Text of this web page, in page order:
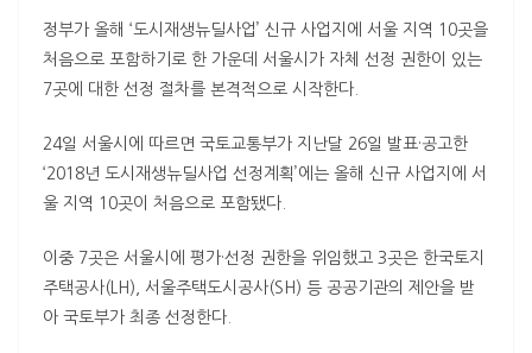
정부가 올해 ‘도시재생뉴딜사업’ 신규 사업지에 서울 지역 10곳을
처음으로 포함하기로 한 가운데 서울시가 자체 선정 권한이 있는
7곳에 대한 선정 절차를 본격적으로 시작한다.
24일 서울시에 따르면 국토교통부가 지난달 26일 발표·공고한
‘2018년 도시재생뉴딜사업 선정계획’에는 올해 신규 사업지에 서
울 지역 10곳이 처음으로 포함됐다.
이중 7곳은 서울시에 평가·선정 권한을 위임했고 3곳은 한국토지
주택공사(LH), 서울주택도시공사(SH) 등 공공기관의 제안을 받
아 국토부가 최종 선정한다.